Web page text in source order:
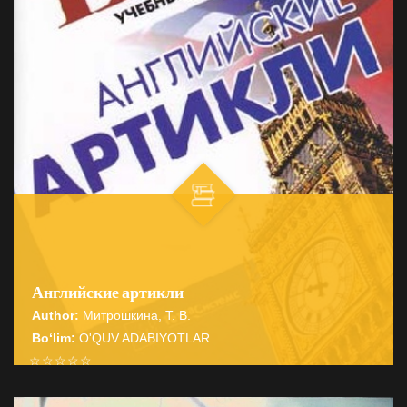
Английские артикли
Author: Митрошкина, Т. В.
Bo‘lim: O'QUV ADABIYOTLAR
☆
☆
☆
☆
☆
Справочник содержит подробные сведения о системе